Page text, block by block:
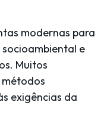
modernas para
e
Muitos
exigências da